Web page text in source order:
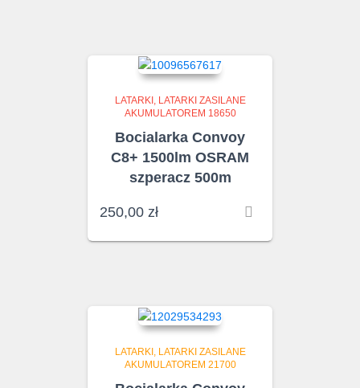
LATARKI
LATARKI ZASILANE
AKUMULATOREM 18650
Bocialarka Convoy
C8+ 1500lm OSRAM
szperacz 500m
250,00 zł
LATARKI LATARKI ZASILANE
AKUMULATOREM 21700